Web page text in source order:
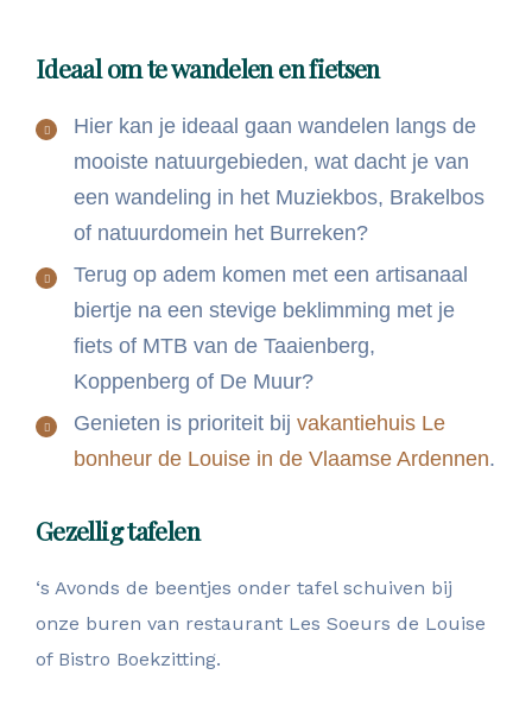
Ideaal om te wandelen en fietsen
Hier kan je ideaal gaan wandelen langs de
mooiste natuurgebieden, wat dacht je van
een wandeling in het Muziekbos, Brakelbos
of natuurdomein het Burreken?
Terug op adem komen met een artisanaal
biertje na een stevige beklimming met je
fiets of MTB van de Taaienberg,
Koppenberg of De Muur?
Genieten is prioriteit bij vakantiehuis Le
bonheur de Louise in de Vlaamse Ardennen.
Gezellig tafelen
‘s Avonds de beentjes onder tafel schuiven bij
onze buren van restaurant Les Soeurs de Louise
of Bistro Boekzitting.